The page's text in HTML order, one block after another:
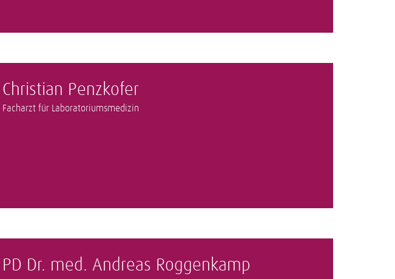
Christian Penzkofer
Facharzt für Laboratoriumsmedizin
PD Dr. med. Andreas Roggenkamp